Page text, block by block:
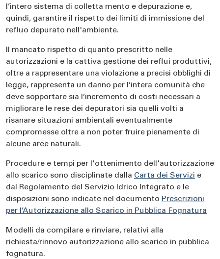
l’intero sistema di colletta mento e depurazione e,
quindi, garantire il rispetto dei limiti di immissione del
refluo depurato nell'ambiente.
Il mancato rispetto di quanto prescritto nelle
autorizzazioni e la cattiva gestione dei reflui produttivi,
oltre a rappresentare una violazione a precisi obblighi di
legge, rappresenta un danno per l’intera comunità che
deve sopportare sia l’incremento di costi necessari a
migliorare le rese dei depuratori sia quelli volti a
risanare situazioni ambientali eventualmente
compromesse oltre a non poter fruire pienamente di
alcune aree naturali.
Procedure e tempi per l'ottenimento dell'autorizzazione
allo scarico sono disciplinate dalla Carta dei Servizi e
dal Regolamento del Servizio Idrico Integrato e le
disposizioni sono indicate nel documento Prescrizioni
per l’Autorizzazione allo Scarico in Pubblica Fognatura
Modelli da compilare e rinviare, relativi alla
richiesta/rinnovo autorizzazione allo scarico in pubblica
fognatura.